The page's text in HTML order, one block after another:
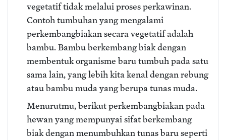
vegetatif tidak melalui proses perkawinan.
Contoh tumbuhan yang mengalami
perkembangbiakan secara vegetatif adalah
bambu. Bambu berkembang biak dengan
membentuk organisme baru tumbuh pada satu
sama lain, yang lebih kita kenal dengan rebung
atau bambu muda yang berupa tunas muda.
Menurutmu, berikut perkembangbiakan pada
hewan yang mempunyai sifat berkembang
biak dengan menumbuhkan tunas baru seperti